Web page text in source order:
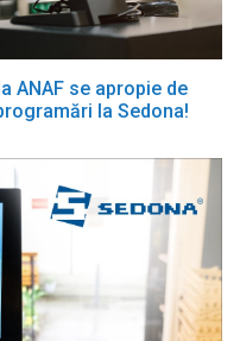
ANAF se apropie de
la Sedona!